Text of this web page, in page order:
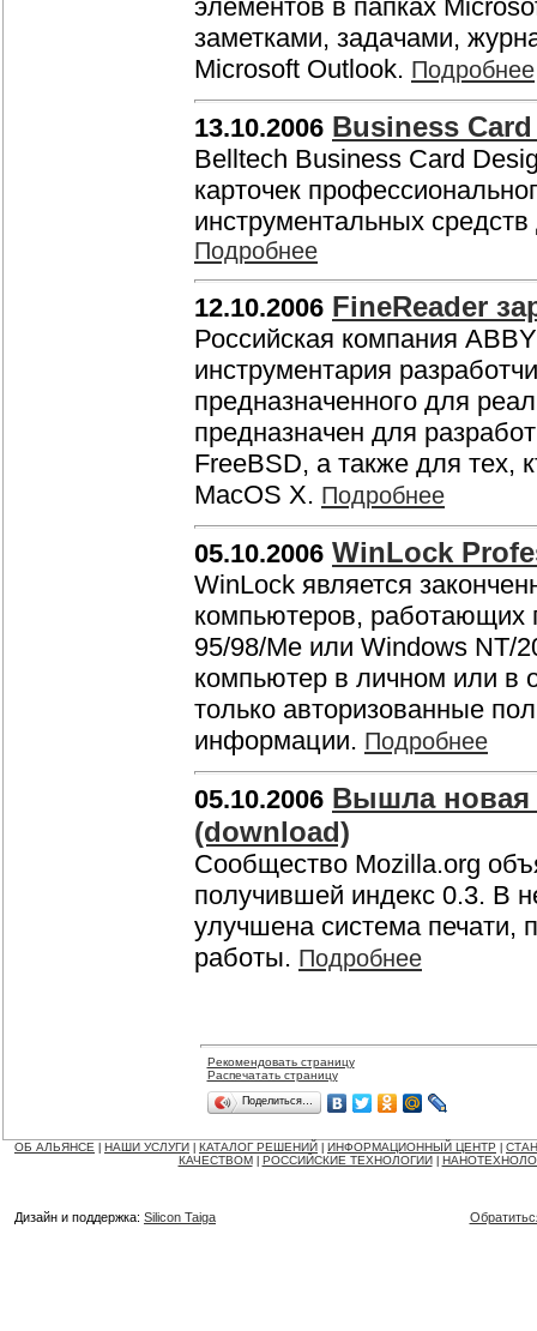
элементов в папках
заметками, задачами,
Microsoft Outlook. Подробнее
13.10.2006 Business
Belltech Business Card
карточек
инструментальных
Подробнее
12.10.2006 FineReader
Российская компания
инструментария
предназначенного для
предназначен для
FreeBSD, а также для тех,
MacOS X. Подробнее
05.10.2006 WinLock
WinLock является
компьютеров, работающих
95/98/Me или Windows NT/
компьютер в личном или в
только авторизованные
информации. Подробнее
05.10.2006 Вышла новая
(download)
Сообщество Mozilla.org
получившей индекс 0.3. В
улучшена система печати,
работы. Подробнее
Рекомендовать страницу
Распечатать страницу
Поделиться…
ОБ АЛЬЯНСЕ НАШИ УСЛУГИ КАТАЛОГ РЕШЕНИЙ ИНФОРМАЦИОННЫЙ ЦЕНТР
КАЧЕСТВОМ
РОССИЙСКИЕ ТЕХНОЛОГИИ
Дизайн и поддержка: Silicon Taiga